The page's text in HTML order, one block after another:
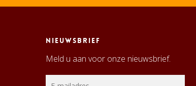
Nieuwsbrief
Meld u aan voor onze nieuwsbrief.